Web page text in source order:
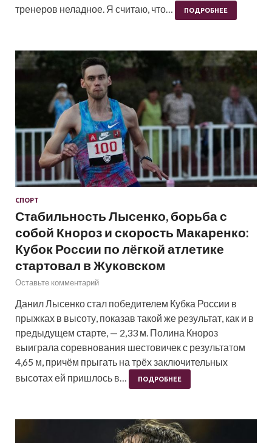
тренеров неладное. Я считаю, что…
ПОДРОБНЕЕ
СПОРТ
Стабильность Лысенко, борьба с
собой Кнороз и скорость Макаренко:
Кубок России по лёгкой атлетике
стартовал в Жуковском
Оставьте комментарий
Данил Лысенко стал победителем Кубка России в
прыжках в высоту, показав такой же результат, как и в
предыдущем старте, — 2,33 м. Полина Кнороз
выиграла соревнования шестовичек с результатом
4,65 м, причём прыгать на трёх заключительных
высотах ей пришлось в…
ПОДРОБНЕЕ